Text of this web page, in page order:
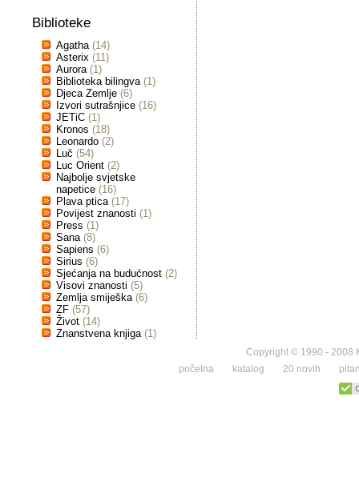
Biblioteke
Agatha (14)
Asterix (11)
Aurora (1)
Biblioteka bilingva (1)
Djeca Zemlje (6)
Izvori sutrašnjice (16)
JETiC (1)
Kronos (18)
Leonardo (2)
Luč (54)
Luc Orient (2)
Najbolje svjetske
napetice (16)
Plava ptica (17)
Povijest znanosti (1)
Press (1)
Sana (8)
Sapiens (6)
Sirius (6)
Sjećanja na budućnost (2)
Visovi znanosti (5)
Zemlja smiješka (6)
ZF (57)
Život (14)
Znanstvena knjiga (1)
Copyright © 1990 - 2008
početna
katalog 20 novih